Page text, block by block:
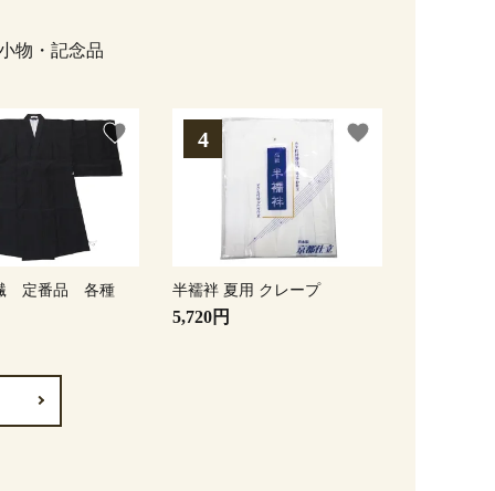
物・記念品
定番品 各種
favorite
半襦袢 夏用 クレープ
5,720円
favorite